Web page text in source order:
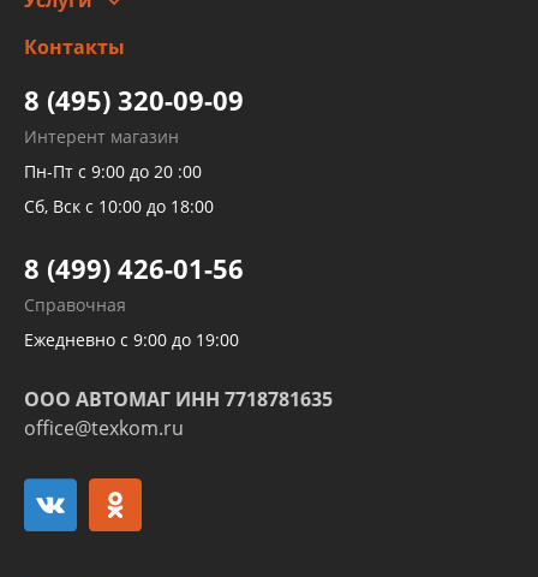
Заправка кондиционера авто
Детейлинг
высокого давления
Тормозных трубок
Рукавов гидроусилителей
Рукавов компрессоров и турбин
Трубок кондиционеров
Развертка пайка медных стальных
алюминиевых трубок и штуцеров
Контакты
8 (495) 320-09-09
Интерент магазин
Пн-Пт с 9:00 до 20 :00
Сб, Вск с 10:00 до 18:00
8 (499) 426-01-56
Справочная
Ежедневно с 9:00 до 19:00
ООО АВТОМАГ ИНН 7718781635
office@texkom.ru